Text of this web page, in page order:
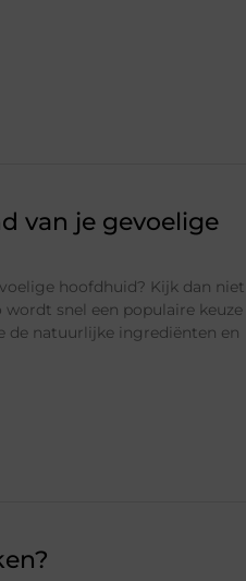
van je gevoelige
hoofdhuid? Kijk dan niet
snel een populaire keuze
de natuurlijke ingrediënten en